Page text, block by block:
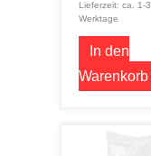
Lieferzeit: ca. 1-3
Werktage
In den
Warenkorb